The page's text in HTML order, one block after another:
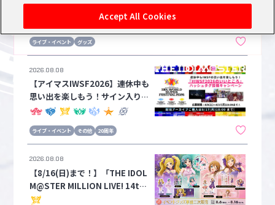
シリアルコード・
あいことば
活動履歴
閲覧履歴・購入履歴 Pレポ
チェックイン お気に入り
マイスケジュール
マイデスク設定変更 バンダイナムコID Link設定
PSHOT》11月に向けて音無小
鳥、青羽美咲が登場！「勤労感
謝」をイメージしたグッズが受注
中！！
ライブ・イベント グッズ
【アイマスIWSF2026】連休中も
思い出を楽しもう！サイン入りノ
ベリティが当たる『 #IWSF2026
稿キャンペーン実施決定！配信ア
ーカイブのご購入は8/17(月)18:
00まで！
ライブ・イベント その他 20周年
2026.08.08
【8/16(日)まで！】「THE IDOL
M@STER MILLION LIVE! 14thL
IVE」イベントグッズ事前二次販
2026.08.08
Accept All Cookies